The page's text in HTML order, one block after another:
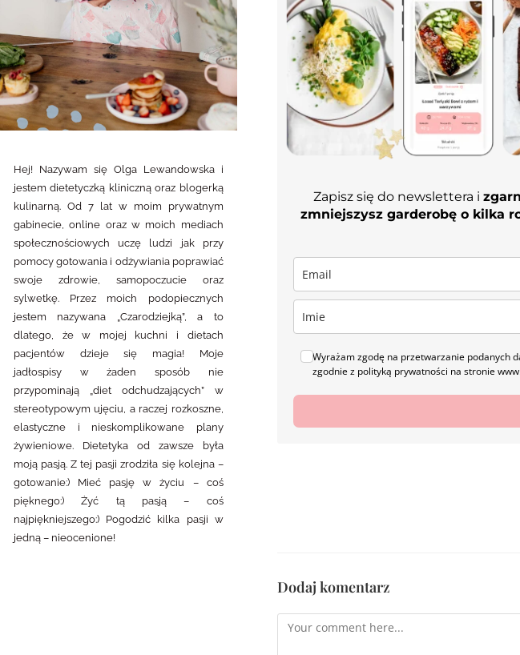
Hej! Nazywam się Olga Lewandowska i
jestem dietetyczką kliniczną oraz blogerką
kulinarną. Od 7 lat w moim prywatnym
gabinecie, online oraz w moich mediach
społecznościowych uczę ludzi jak przy
pomocy gotowania i odżywiania poprawiać
swoje zdrowie, samopoczucie oraz
sylwetkę. Przez moich podopiecznych
jestem nazywana „Czarodziejką”, a to
dlatego, że w mojej kuchni i dietach
pacjentów dzieje się magia! Moje
jadłospisy w żaden sposób nie
przypominają „diet odchudzających” w
stereotypowym ujęciu, a raczej rozkoszne,
elastyczne i nieskomplikowane plany
żywieniowe. Dietetyka od zawsze była
moją pasją. Z tej pasji zrodziła się kolejna –
gotowanie:) Mieć pasję w życiu – coś
pięknego:) Żyć tą pasją – coś
najpiękniejszego:) Pogodzić kilka pasji w
jedną – nieocenione!
Zapisz się do newslettera i
zmniejszysz garderobę o kilka
Wyrażam zgodę na przetwarzanie podanych
zgodnie z polityką prywatności na stronie
Dodaj komentarz